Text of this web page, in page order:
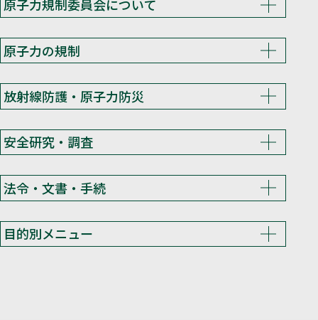
原子力規制委員会について
原子力の規制
放射線防護・原子力防災
安全研究・調査
法令・文書・手続
目的別メニュー